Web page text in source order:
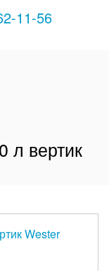
11-56
л вертик